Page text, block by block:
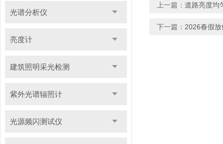
光谱分析仪
亮度计
建筑照明采光检测
紫外光谱辐照计
光源频闪测试仪
上一篇： 道路亮度均
下一篇： 2026春假